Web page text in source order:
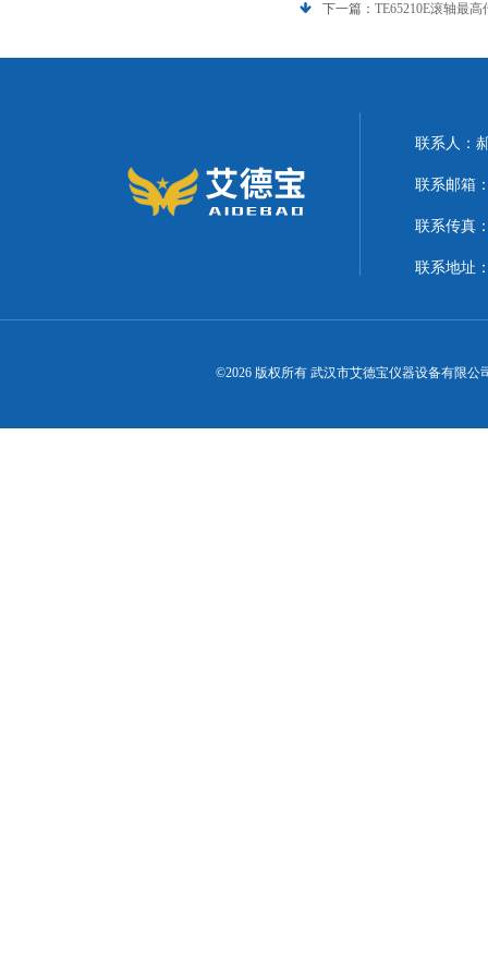
下一篇： TE65210E滚轴最高
联系人：
联系邮箱
联系传真
联系地址
©2026 版权所有 武汉市艾德宝仪器设备有限公